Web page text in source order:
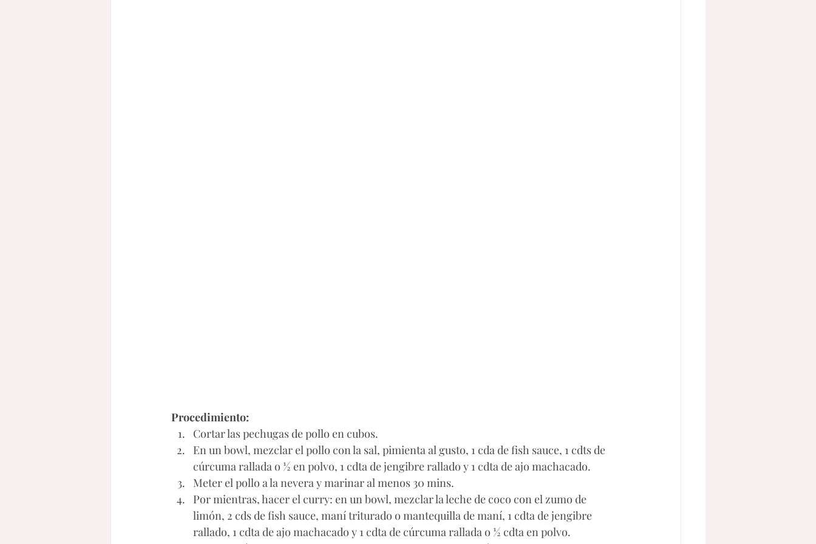
Procedimiento:
Cortar las pechugas de pollo en cubos.
En un bowl, mezclar el pollo con la sal, pimienta al gusto, 1 cda de fish sauce, 1 cdts de
cúrcuma rallada o ½ en polvo, 1 cdta de jengibre rallado y 1 cdta de ajo machacado.
Meter el pollo a la nevera y marinar al menos 30 mins.
Por mientras, hacer el curry: en un bowl, mezclar la leche de coco con el zumo de
limón, 2 cds de fish sauce, maní triturado o mantequilla de maní, 1 cdta de jengibre
rallado, 1 cdta de ajo machacado y 1 cdta de cúrcuma rallada o ½ cdta en polvo.